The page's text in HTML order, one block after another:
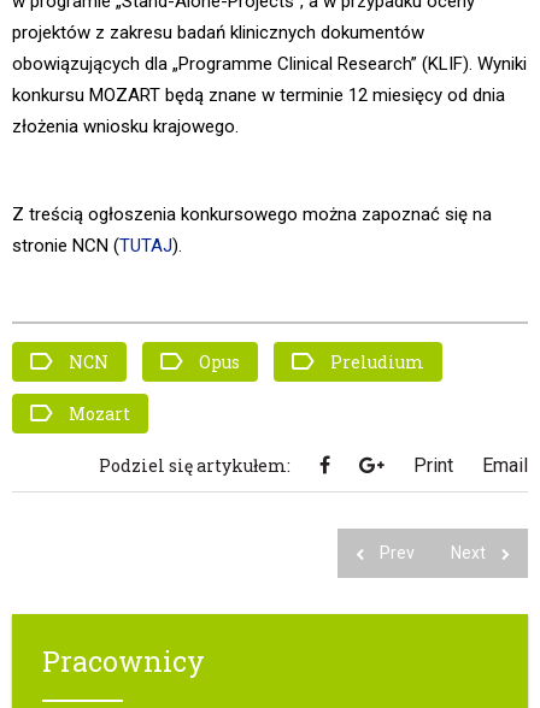
projektów z zakresu badań klinicznych dokumentów
obowiązujących dla „Programme Clinical Research” (KLIF). Wyniki
konkursu MOZART będą znane w terminie 12 miesięcy od dnia
złożenia wniosku krajowego.
Z treścią ogłoszenia konkursowego można zapoznać się na
stronie NCN (TUTAJ).
NCN Opus Preludium
Mozart
Podziel się artykułem: Print Email
Prev Next
Pracownicy